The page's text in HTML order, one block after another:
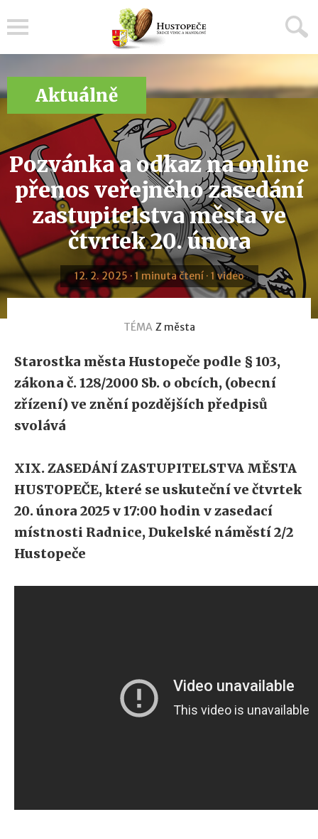
Aktuálně
Pozvánka a odkaz na online
přenos veřejného zasedání
zastupitelstva města ve
čtvrtek 20. února
12. 2. 2025 · 1 minuta čtení · 1 video
TÉMA Z města
Starostka města Hustopeče podle § 103,
zákona č. 128/2000 Sb. o obcích, (obecní
zřízení) ve znění pozdějších předpisů
svolává
XIX. ZASEDÁNÍ ZASTUPITELSTVA MĚSTA
HUSTOPEČE, které se uskutečníve čtvrtek
20. února 2025 v 17:00 hodin v zasedací
místnosti Radnice, Dukelské náměstí 2/2
Hustopeče